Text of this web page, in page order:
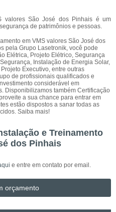
valores São José dos Pinhais é um
de patrimônios e pessoas.
em VMS valores São José dos
pela Grupo Lasetronik, você pode
Elétrica, Projeto Elétrico, Segurança
Instalação de Energia Solar,
Executivo, entre outras
de profissionais qualificados e
considerável em
Disponibilizamos também Certificação
a sua chance para entrar em
estão dispostos a sanar todas as
Saiba mais!
e Treinamento
dos Pinhais
e entre em contato por email.
orçamento